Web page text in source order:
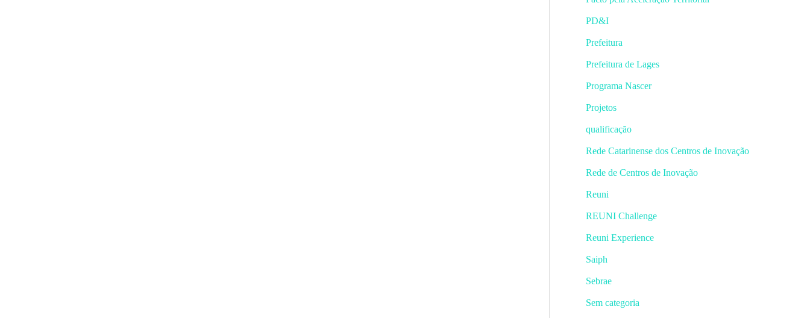
PD&I
Prefeitura
Prefeitura de Lages
Programa Nascer
Projetos
qualificação
Rede Catarinense dos Centros de Inovação
Rede de Centros de Inovação
Reuni
REUNI Challenge
Reuni Experience
Saiph
Sebrae
Sem categoria